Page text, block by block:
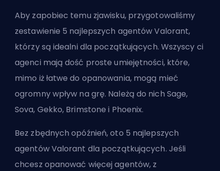
Aby zapobiec temu zjawisku, przygotowaliśmy
zestawienie 5 najlepszych agentów Valorant,
którzy są idealni dla początkujących. Wszyscy ci
agenci mają dość proste umiejętności, które,
mimo iż łatwe do opanowania, mogą mieć
ogromny wpływ na grę. Należą do nich Sage,
Sova, Gekko, Brimstone i Phoenix.
Bez zbędnych opóźnień, oto 5 najlepszych
agentów Valorant dla początkujących. Jeśli
chcesz opanować więcej agentów, z